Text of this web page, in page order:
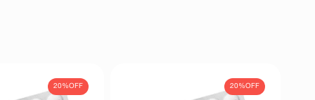
20%OFF 20%OFF